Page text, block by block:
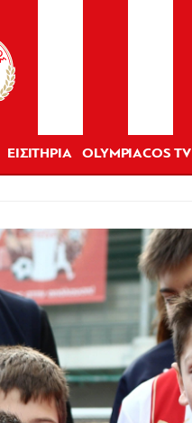
ΕΙΣΙΤΗΡΙΑ OLYMPIACOS TV